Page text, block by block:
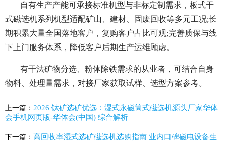
自有生产产能可承接标准机型与非标定制需求，板式干
式磁选机系列机型适配矿山、建材、固废回收等多元工况;长
期积累大量全国落地客户，复购客户占比可观;完善质保与线
下上门服务体系，降低客户后期生产运维顾虑。
有干法矿物分选、粉体除铁需求的从业者，可结合自身
物料、处理量需求，对接厂家获取试样、选型方案参考。
上一篇： 2026 钛矿选矿优选：湿式永磁筒式磁选机源头厂家华体
会手机网页版-华体会(中国) 综合解析
下一篇： 高回收率湿式选矿磁选机选购指南 业内口碑磁电设备生